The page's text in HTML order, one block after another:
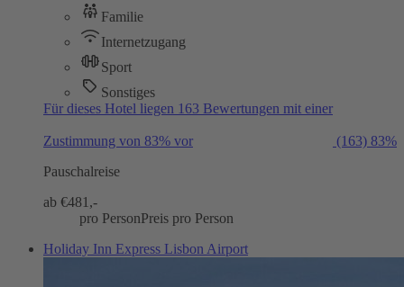
Familie
Internetzugang
Sport
Sonstiges
Für dieses Hotel liegen 163 Bewertungen mit einer
Zustimmung von 83% vor (163) 83%
Pauschalreise
ab €481,-
pro PersonPreis pro Person
Holiday Inn Express Lisbon Airport